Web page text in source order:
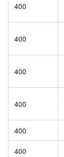
400
400
400
400
400
400